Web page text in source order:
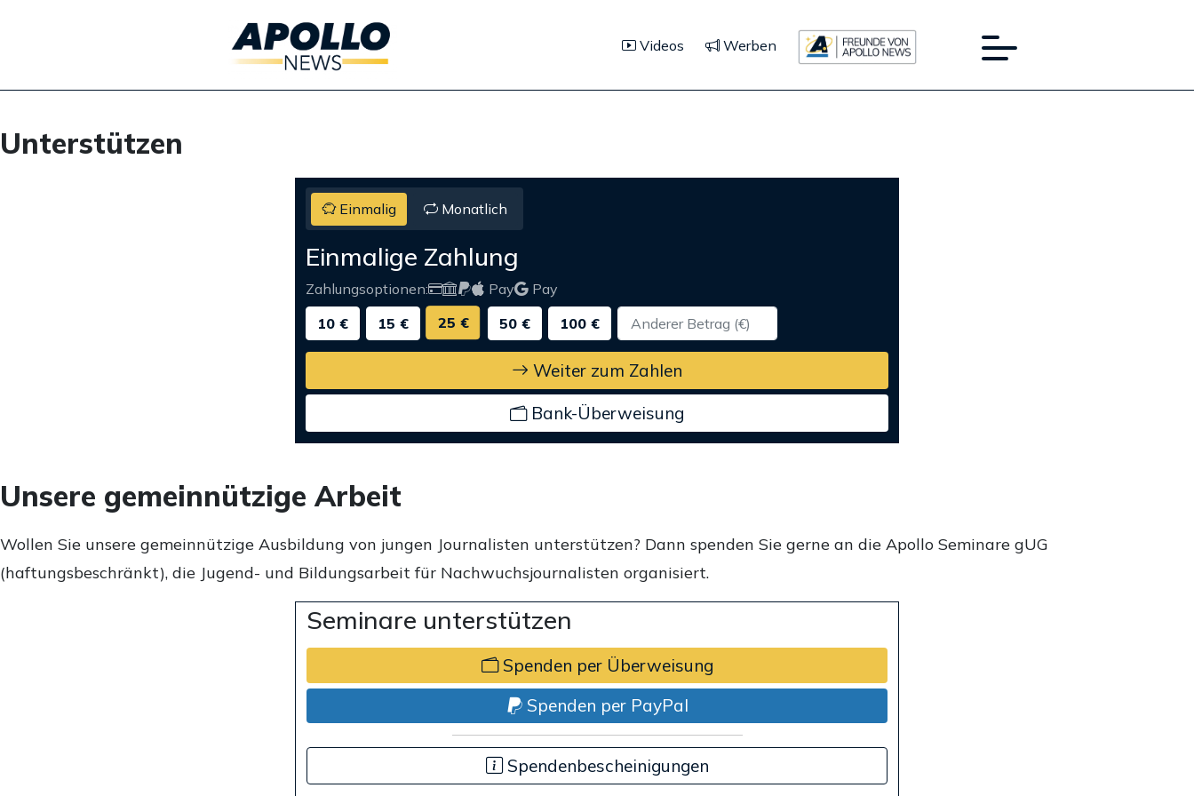
Videos Werben
Unterstützen
Einmalig Monatlich
Einmalige Zahlung
Zahlungsoptionen: Pay
Pay
10 €
15 € 25 € 50 € 100 €
Weiter zum Zahlen
Bank-Überweisung
Unsere gemeinnützige Arbeit
Wollen Sie unsere gemeinnützige Ausbildung von jungen Journalisten unterstützen? Dann spenden Sie gerne an die Apollo Seminare gUG
(haftungsbeschränkt), die Jugend- und Bildungsarbeit für Nachwuchsjournalisten organisiert.
Seminare unterstützen
Spenden per Überweisung
Spenden per PayPal
Spendenbescheinigungen